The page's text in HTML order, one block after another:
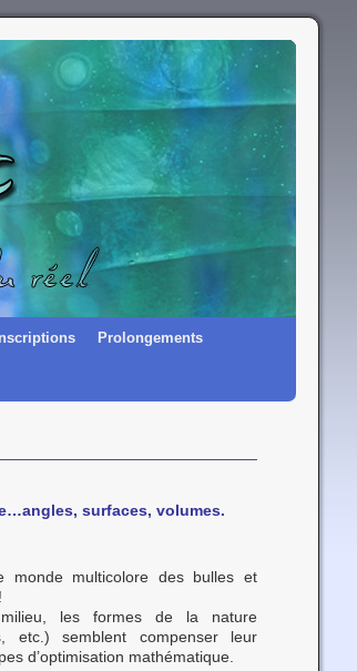
Inscriptions Prolongements
surfaces, volumes.
monde multicolore des bulles et
les formes de la nature
etc.) semblent compenser leur
d’optimisation mathématique.